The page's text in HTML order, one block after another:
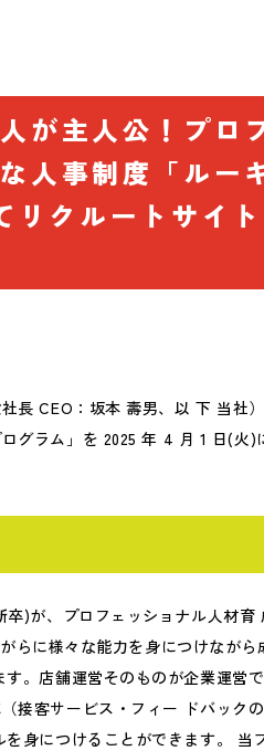
が主人公！プロ
人事制度「ルー
クルートサイ
長 CEO：坂本 壽男、以 下 当社
グラム」を 2025 年 4 月 1 日(火)
)が、プロフェッショナル人材育
らに様々な能力を身につけなが
。店舗運営そのものが企業運営
接客サービス・フィー ドバック
身につけることができます。 当